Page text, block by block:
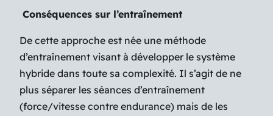
Conséquences sur l’entraînement
De cette approche est née une méthode
d’entraînement visant à développer le système
hybride dans toute sa complexité. Il s’agit de ne
plus séparer les séances d’entraînement
(force/vitesse contre endurance) mais de les